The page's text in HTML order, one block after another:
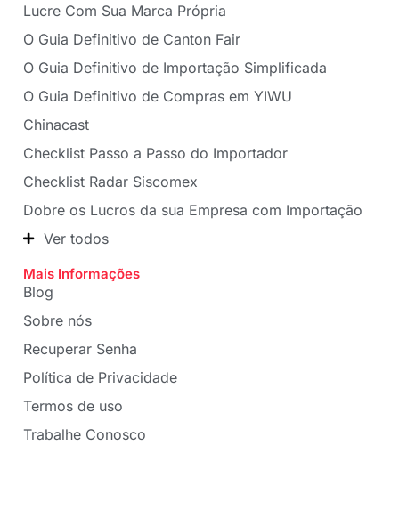
Lucre Com Sua Marca Própria
O Guia Definitivo de Canton Fair
O Guia Definitivo de Importação Simplificada
O Guia Definitivo de Compras em YIWU
Chinacast
Checklist Passo a Passo do Importador
Checklist Radar Siscomex
Dobre os Lucros da sua Empresa com Importação
Ver todos
Mais Informações
Blog
Sobre nós
Recuperar Senha
Política de Privacidade
Termos de uso
Trabalhe Conosco